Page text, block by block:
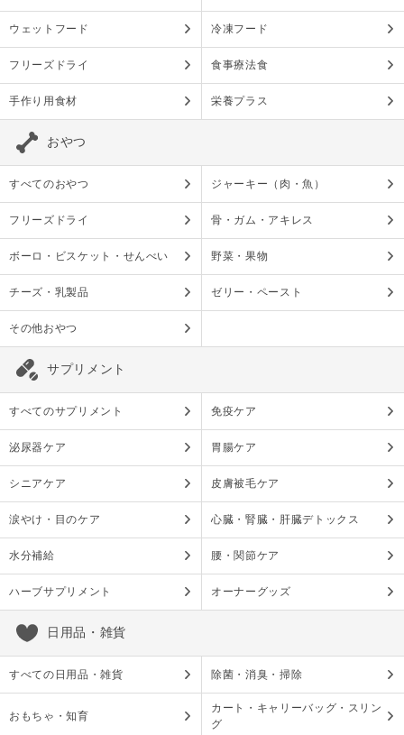
ウェットフード 冷凍フード
フリーズドライ 食事療法食
手作り用食材 栄養プラス
おやつ
すべてのおやつ ジャーキー（肉・魚）
フリーズドライ 骨・ガム・アキレス
ボーロ・ビスケット・せんべい 野菜・果物
チーズ・乳製品 ゼリー・ペースト
その他おやつ
サプリメント
すべてのサプリメント 免疫ケア
泌尿器ケア 胃腸ケア
シニアケア 皮膚被毛ケア
涙やけ・目のケア 心臓・腎臓・肝臓デトックス
水分補給 腰・関節ケア
ハーブサプリメント オーナーグッズ
日用品・雑貨
すべての日用品・雑貨 除菌・消臭・掃除
おもちゃ・知育
カート・キャリーバッグ・スリン
グ